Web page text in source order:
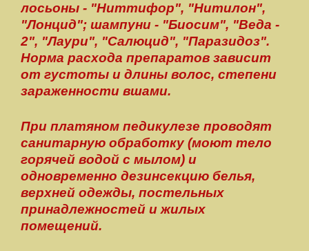
лосьоны - "Ниттифор", "Нитилон",
"Лонцид"; шампуни - "Биосим", "Веда -
2", "Лаури", "Салюцид", "Паразидоз".
Норма расхода препаратов зависит
от густоты и длины волос, степени
зараженности вшами.
При платяном педикулезе проводят
санитарную обработку (моют тело
горячей водой с мылом) и
одновременно дезинсекцию белья,
верхней одежды, постельных
принадлежностей и жилых
помещений.